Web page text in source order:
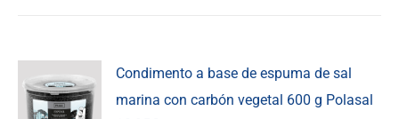
Condimento a base de espuma de sal
marina con carbón vegetal 600 g Polasal